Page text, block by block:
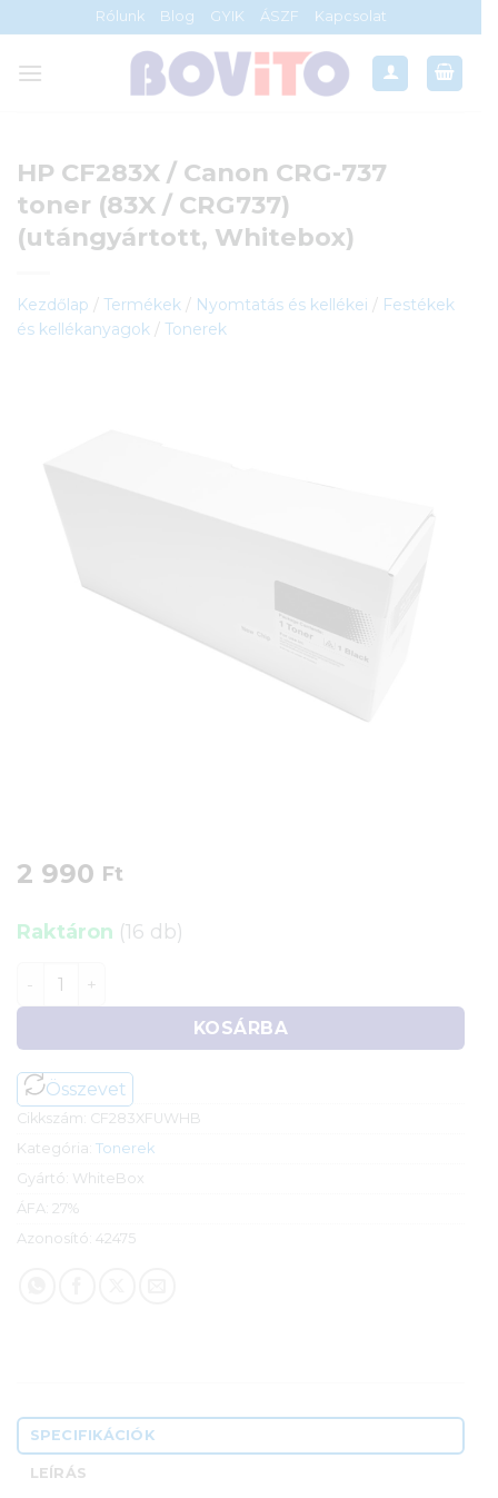
to
content
Rólunk Blog GYIK ÁSZF Kapcsolat
HP CF283X / Canon CRG-737
toner (83X / CRG737)
(utángyártott, Whitebox)
Kezdőlap / Termékek / Nyomtatás és kellékei / Festékek
és kellékanyagok / Tonerek
2 990 Ft
Raktáron (16 db)
HP CF283X / Canon CRG-737 toner (83X / CRG737)
KOSÁRBA
Összevet
Cikkszám: CF283XFUWHB
Kategória: Tonerek
Gyártó: WhiteBox
ÁFA: 27%
Azonosító: 42475
SPECIFIKÁCIÓK
LEÍRÁS